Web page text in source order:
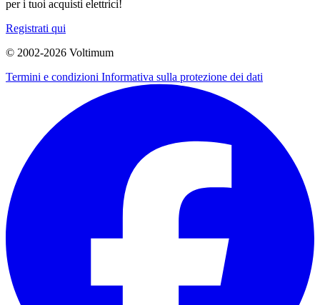
per i tuoi acquisti elettrici!
Registrati qui
© 2002-2026 Voltimum
Termini e condizioni Informativa sulla protezione dei dati